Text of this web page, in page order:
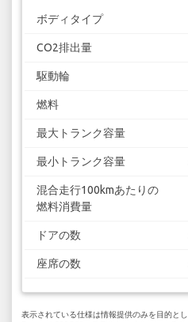
ボディタイプ
CO2排出量
駆動輪
燃料
最大トランク容量
最小トランク容量
混合走行100kmあたりの
燃料消費量
ドアの数
座席の数
表示されている仕様は情報提供のみを目的と